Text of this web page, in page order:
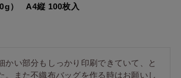
） A4縦 100枚入
かい部分もしっかり印刷できていて、と
。また不織布バッグを作る時はお願いし